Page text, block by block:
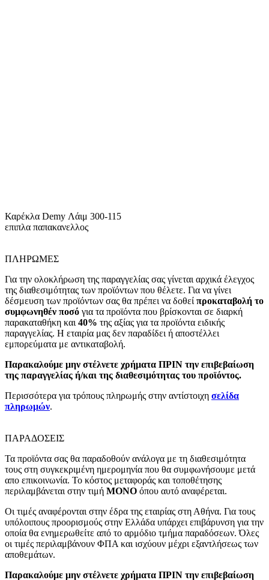
Καρέκλα Demy Λάιμ 300-115
επιπλα παπακανελλος
ΠΛΗΡΩΜΕΣ
Για την ολοκλήρωση της παραγγελίας σας γίνεται αρχικά έλεγχος
της διαθεσιμότητας των προϊόντων που θέλετε. Για να γίνει
δέσμευση των προϊόντων σας θα πρέπει να δοθεί προκαταβολή το
συμφωνηθέν ποσό για τα προϊόντα που βρίσκονται σε διαρκή
παρακαταθήκη και 40% της αξίας για τα προϊόντα ειδικής
παραγγελίας. Η εταιρία μας δεν παραδίδει ή αποστέλλει
εμπορεύματα με αντικαταβολή.
Παρακαλούμε μην στέλνετε χρήματα ΠΡΙΝ την επιβεβαίωση
της παραγγελίας ή/και της διαθεσιμότητας του προϊόντος.
Περισσότερα για τρόπους πληρωμής στην αντίστοιχη σελίδα
πληρωμών.
ΠΑΡΑΔΟΣΕΙΣ
Τα προϊόντα σας θα παραδοθούν ανάλογα με τη διαθεσιμότητα
τους στη συγκεκριμένη ημερομηνία που θα συμφωνήσουμε μετά
απο επικοινωνία. Το κόστος μεταφοράς και τοποθέτησης
περιλαμβάνεται στην τιμή MONO όπου αυτό αναφέρεται.
Οι τιμές αναφέρονται στην έδρα της εταιρίας στη Αθήνα. Για τους
υπόλοιπους προορισμούς στην Ελλάδα υπάρχει επιβάρυνση για την
οποία θα ενημερωθείτε από το αρμόδιο τμήμα παραδόσεων. Όλες
οι τιμές περιλαμβάνουν ΦΠΑ και ισχύουν μέχρι εξαντλήσεως των
αποθεμάτων.
Παρακαλούμε μην στέλνετε χρήματα ΠΡΙΝ την επιβεβαίωση